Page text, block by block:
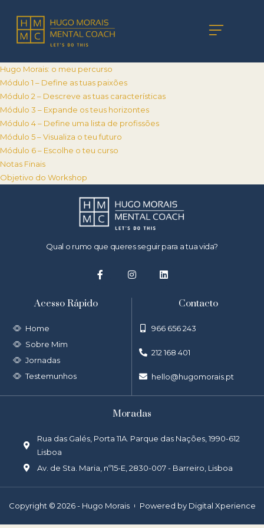
Hugo Morais: o meu percurso
Módulo 1 – Define as tuas paixões
Módulo 2 – Descreve as tuas características
Módulo 3 – Expande os teus horizontes
Módulo 4 – Define uma lista de profissões
Módulo 5 – Visualiza o teu futuro
Módulo 6 – Escolhe o teu curso
Notas Finais
Objetivo do Workshop
Qual o rumo que queres seguir para a tua vida?
Acesso Rápido
Home
Sobre Mim
Jornadas
Testemunhos
Contacto
966 656 243
212 168 401
hello@hugomorais.pt
Moradas
Rua das Galés, Porta 11A. Parque das Nações, 1990-612
Lisboa
Av. de Sta. Maria, nº15-E, 2830-007 - Barreiro, Lisboa
Copyright © 2026 - Hugo Morais Powered by Digital Xperience